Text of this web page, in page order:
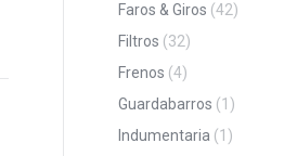
Faros & Giros (42)
Filtros (32)
Frenos (4)
Guardabarros (1)
Indumentaria (1)